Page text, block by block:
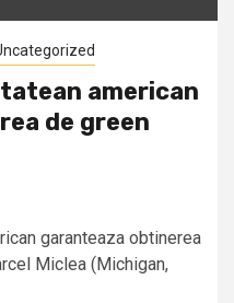
american
de green
garanteaza obtinerea
Miclea (Michigan,